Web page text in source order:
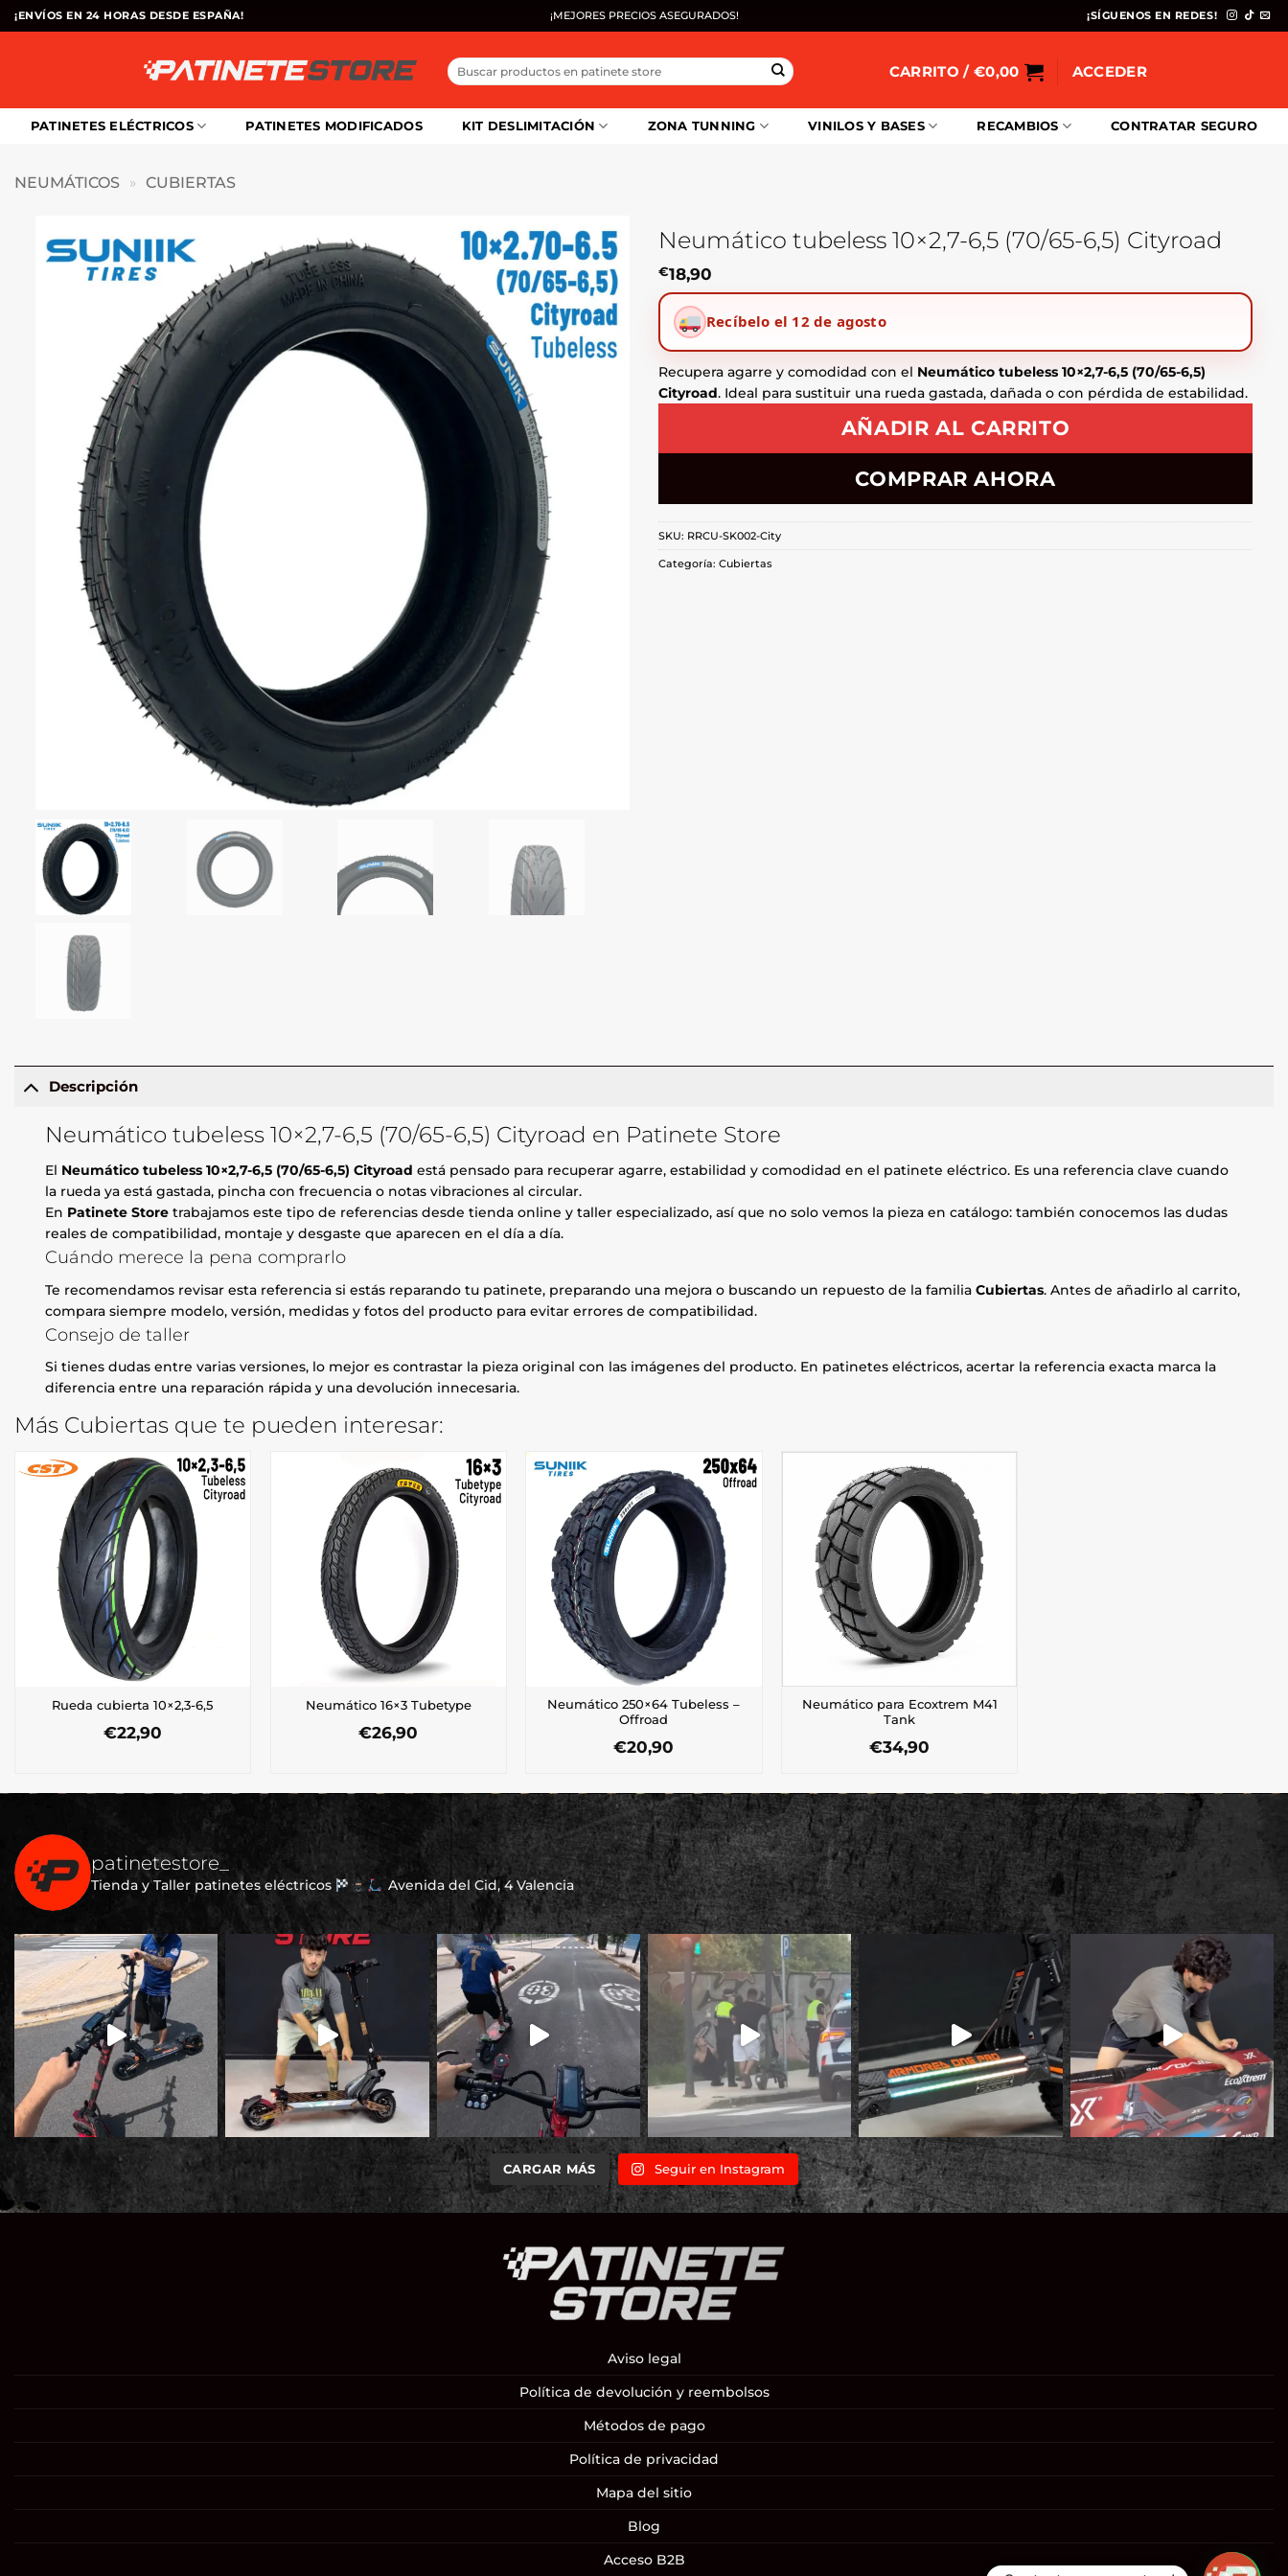
Saltar
al
¡ENVÍOS EN 24 HORAS DESDE ESPAÑA! ¡MEJORES PRECIOS ASEGURADOS! ¡SÍGUENOS EN REDES!
Buscar
por:
CARRITO / €0,00 ACCEDER
PATINETES ELÉCTRICOS PATINETES MODIFICADOS KIT DESLIMITACIÓN ZONA TUNNING VINILOS Y BASES RECAMBIOS CONTRATAR SEGURO
NEUMÁTICOS » CUBIERTAS
Neumático tubeless 10×2,7-6,5 (70/65-6,5) Cityroad
€18,90
Recíbelo el 12 de agosto
Recupera agarre y comodidad con el Neumático tubeless 10×2,7-6,5 (70/65-6,5)
Cityroad. Ideal para sustituir una rueda gastada, dañada o con pérdida de estabilidad.
AÑADIR AL CARRITO
COMPRAR AHORA
SKU: RRCU-SK002-City
Categoría: Cubiertas
Descripción
Neumático tubeless 10×2,7-6,5 (70/65-6,5) Cityroad en Patinete Store
El Neumático tubeless 10×2,7-6,5 (70/65-6,5) Cityroad está pensado para recuperar agarre, estabilidad y comodidad en el patinete eléctrico. Es una referencia clave cuando
la rueda ya está gastada, pincha con frecuencia o notas vibraciones al circular.
En Patinete Store trabajamos este tipo de referencias desde tienda online y taller especializado, así que no solo vemos la pieza en catálogo: también conocemos las dudas
reales de compatibilidad, montaje y desgaste que aparecen en el día a día.
Cuándo merece la pena comprarlo
Te recomendamos revisar esta referencia si estás reparando tu patinete, preparando una mejora o buscando un repuesto de la familiaCubiertas. Antes de añadirlo al carrito,
compara siempre modelo, versión, medidas y fotos del producto para evitar errores de compatibilidad.
Consejo de taller
Si tienes dudas entre varias versiones, lo mejor es contrastar la pieza original con las imágenes del producto. En patinetes eléctricos, acertar la referencia exacta marca la
diferencia entre una reparación rápida y una devolución innecesaria.
Más Cubiertas que te pueden interesar:
Rueda cubierta 10×2,3-6,5
€22,90
Neumático 16×3 Tubetype
€26,90
Neumático 250×64 Tubeless –
Offroad
€20,90
Neumático para Ecoxtrem M41
Tank
€34,90
patinetestore_
Tienda y Taller patinetes eléctricos Avenida del Cid, 4 Valencia
CARGAR MÁS Seguir en Instagram
Aviso legal
Política de devolución y reembolsos
Métodos de pago
Política de privacidad
Mapa del sitio
Blog
Acceso B2B